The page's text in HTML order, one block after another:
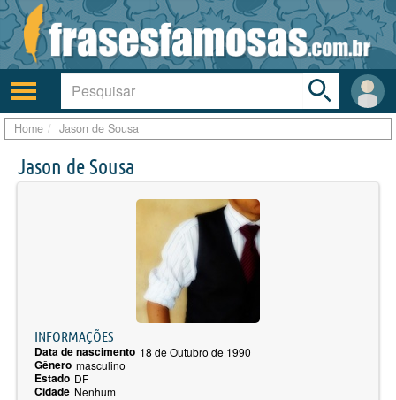
Ativar/desativar
a
navegação
Área
do
Toggle
search
bar
Home Jason de Sousa
Jason de Sousa
INFORMAÇÕES
Data de nascimento 18 de Outubro de 1990
Gênero masculino
Estado DF
Cidade Nenhum